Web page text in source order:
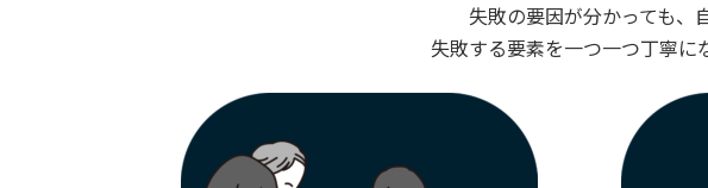
失敗の要因が分かっても、
失敗する要素を一つ一つ丁寧に